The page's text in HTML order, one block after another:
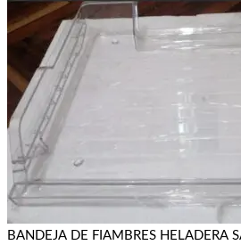
BANDEJA DE FIAMBRES HELADERA